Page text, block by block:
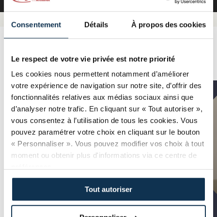
Consentement Détails À propos des cookies
Le respect de votre vie privée est notre priorité
Les cookies nous permettent notamment d’améliorer
votre expérience de navigation sur notre site, d’offrir des
fonctionnalités relatives aux médias sociaux ainsi que
d’analyser notre trafic. En cliquant sur « Tout autoriser »,
vous consentez à l’utilisation de tous les cookies. Vous
pouvez paramétrer votre choix en cliquant sur le bouton
« Personnaliser ». Vous pouvez modifier vos choix à tout
moment ou obtenir plus d'informations via ce centre de
Tout autoriser
Lauréats 2023